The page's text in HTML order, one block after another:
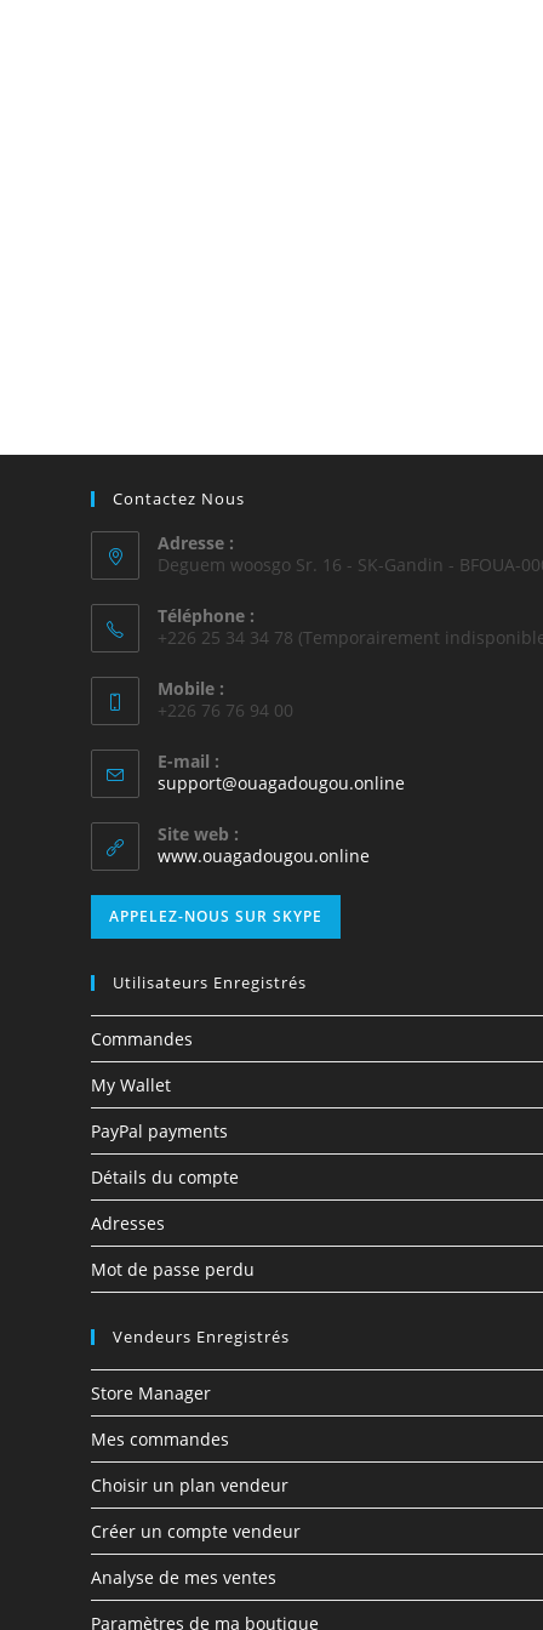
Contactez Nous
Adresse :
Deguem woosgo Sr. 16 - SK-Gandin - BFOUA-
Téléphone :
+226 25 34 34 78 (Temporairement
Mobile :
+226 76 76 94 00
E-mail :
support@ouagadougou.online
Site web :
www.ouagadougou.online
APPELEZ-NOUS SUR SKYPE
Utilisateurs Enregistrés
Commandes
My Wallet
PayPal payments
Détails du compte
Adresses
Mot de passe perdu
Vendeurs Enregistrés
Store Manager
Mes commandes
Choisir un plan vendeur
Créer un compte vendeur
Analyse de mes ventes
Paramètres de ma boutique